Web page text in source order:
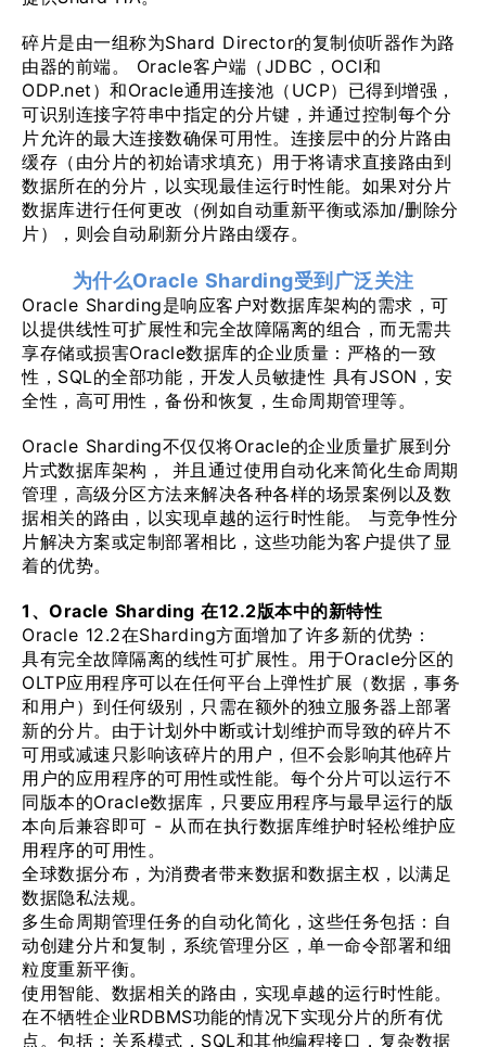
碎片是由一组称为Shard Director的复制侦听器作为路
由器的前端。 Oracle客户端（JDBC，OCI和
ODP.net）和Oracle通用连接池（UCP）已得到增强，
可识别连接字符串中指定的分片键，并通过控制每个分
片允许的最大连接数确保可用性。连接层中的分片路由
缓存（由分片的初始请求填充）用于将请求直接路由到
数据所在的分片，以实现最佳运行时性能。如果对分片
数据库进行任何更改（例如自动重新平衡或添加/删除分
片），则会自动刷新分片路由缓存。
为什么Oracle Sharding受到广泛关注
Oracle Sharding是响应客户对数据库架构的需求，可
以提供线性可扩展性和完全故障隔离的组合，而无需共
享存储或损害Oracle数据库的企业质量：严格的一致
性，SQL的全部功能，开发人员敏捷性 具有JSON，安
全性，高可用性，备份和恢复，生命周期管理等。
Oracle Sharding不仅仅将Oracle的企业质量扩展到分
片式数据库架构， 并且通过使用自动化来简化生命周期
管理，高级分区方法来解决各种各样的场景案例以及数
据相关的路由，以实现卓越的运行时性能。 与竞争性分
片解决方案或定制部署相比，这些功能为客户提供了显
着的优势。
1、Oracle Sharding 在12.2版本中的新特性
Oracle 12.2在Sharding方面增加了许多新的优势：
具有完全故障隔离的线性可扩展性。用于Oracle分区的
OLTP应用程序可以在任何平台上弹性扩展（数据，事务
和用户）到任何级别，只需在额外的独立服务器上部署
新的分片。由于计划外中断或计划维护而导致的碎片不
可用或减速只影响该碎片的用户，但不会影响其他碎片
用户的应用程序的可用性或性能。每个分片可以运行不
同版本的Oracle数据库，只要应用程序与最早运行的版
本向后兼容即可 - 从而在执行数据库维护时轻松维护应
用程序的可用性。
全球数据分布，为消费者带来数据和数据主权，以满足
数据隐私法规。
多生命周期管理任务的自动化简化，这些任务包括：自
动创建分片和复制，系统管理分区，单一命令部署和细
粒度重新平衡。
使用智能、数据相关的路由，实现卓越的运行时性能。
在不牺牲企业RDBMS功能的情况下实现分片的所有优
点。包括：关系模式，SQL和其他编程接口，复杂数据